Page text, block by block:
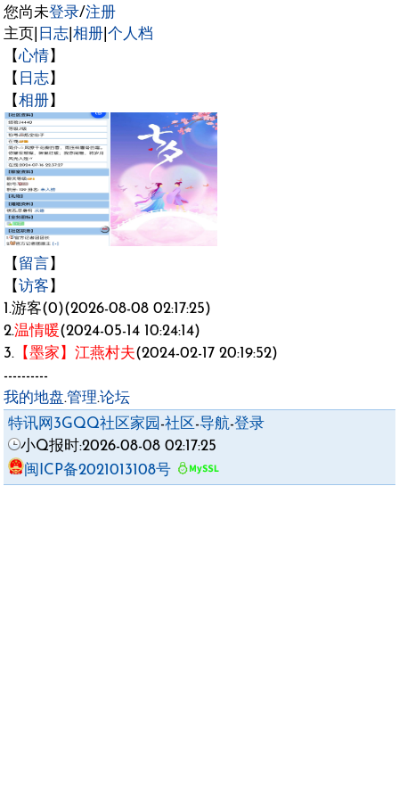
您尚未登录/注册
主页|
日志 相册 个人档
【心情】
【 日志】
【相册】
【 留言 】
【访客 】
1.游客(0)(2026-08-08 02:17:25)
2.温情暖(2024-05-14 10:24:14)
3. 【墨家】江燕村夫(2024-02-17 20:19:52)
----------
我的地盘.管理.论坛
特讯网3GQQ社区家园 -社区 -导航-登录
小Q报时:2026-08-08 02:17:25
闽ICP备2021013108号